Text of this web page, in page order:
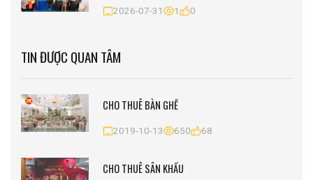
2026-07-31 1 0
TIN ĐƯỢC QUAN TÂM
CHO THUÊ BÀN GHẾ
2019-10-13 650 68
CHO THUÊ SÂN KHẤU